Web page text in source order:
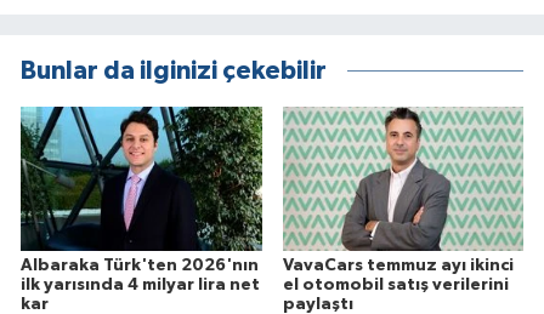
Bunlar da ilginizi çekebilir
Albaraka Türk'ten 2026'nın
ilk yarısında 4 milyar lira net
kar
VavaCars temmuz ayı ikinci
el otomobil satış verilerini
paylaştı